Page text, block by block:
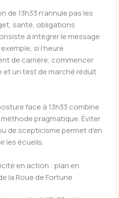
de 13h33 n’annule pas les
santé, obligations
à intégrer le message
si l’heure
de carrière, commencer
un test de marché réduit
face à 13h33 combine
pragmatique. Éviter
de scepticisme permet d’en
les écueils.
en action : plan en
la Roue de Fortune